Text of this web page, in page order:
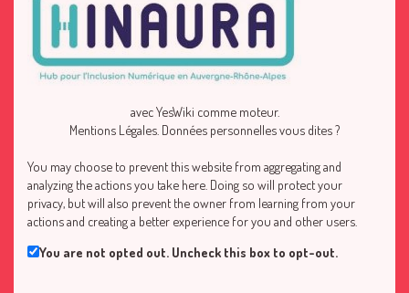
avecYesWiki comme moteur.
Mentions Légales Données personnelles vous dites ?
You may choose to prevent this website from aggregating and
analyzing the actions you take here. Doing so will protect your
privacy, but will also prevent the owner from learning from your
actions and creating a better experience for you and other users.
You are not opted out. Uncheck this box to opt-out.